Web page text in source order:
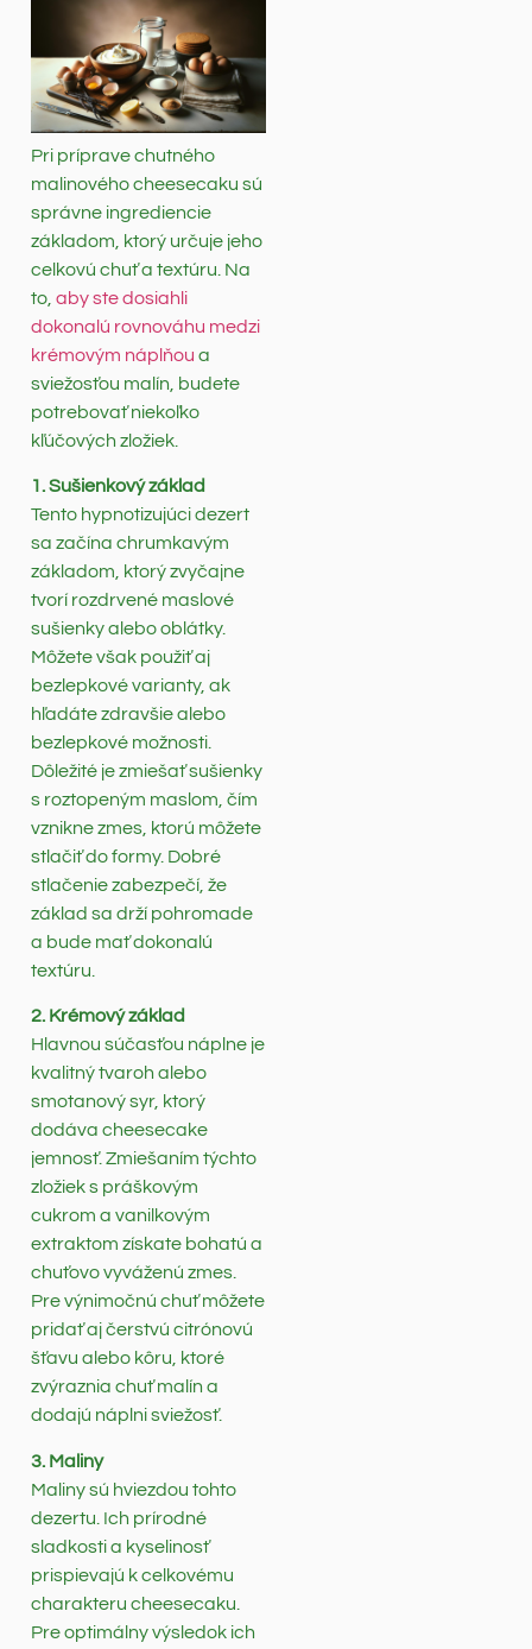
Pri príprave chutného
malinového cheesecaku sú
správne ingrediencie
základom, ktorý určuje jeho
celkovú chuť a textúru. Na
to, aby ste dosiahli
dokonalú rovnováhu medzi
krémovým náplňou a
sviežosťou malín, budete
potrebovať niekoľko
kľúčových zložiek.
1. Sušienkový základ
Tento hypnotizujúci dezert
sa začína chrumkavým
základom, ktorý zvyčajne
tvorí rozdrvené maslové
sušienky alebo oblátky.
Môžete však použiť aj
bezlepkové varianty, ak
hľadáte zdravšie alebo
bezlepkové možnosti.
Dôležité je zmiešať sušienky
s roztopeným maslom, čím
vznikne zmes, ktorú môžete
stlačiť do formy. Dobré
stlačenie zabezpečí, že
základ sa drží pohromade
a bude mať dokonalú
textúru.
2. Krémový základ
Hlavnou súčasťou náplne je
kvalitný tvaroh alebo
smotanový syr, ktorý
dodáva cheesecake
jemnosť. Zmiešaním týchto
zložiek s práškovým
cukrom a vanilkovým
extraktom získate bohatú a
chuťovo vyváženú zmes.
Pre výnimočnú chuť môžete
pridať aj čerstvú citrónovú
šťavu alebo kôru, ktoré
zvýraznia chuť malín a
dodajú náplni sviežosť.
3. Maliny
Maliny sú hviezdou tohto
dezertu. Ich prírodné
sladkosti a kyselinosť
prispievajú k celkovému
charakteru cheesecaku.
Pre optimálny výsledok ich